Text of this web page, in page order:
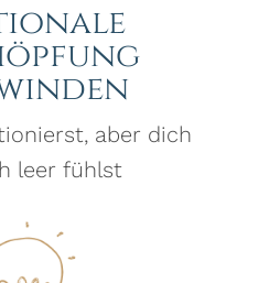
aber dich
leer fühlst